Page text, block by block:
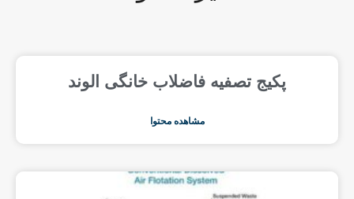
پکیج تصفیه فاضلاب خانگی الوند
مشاهده محتوا